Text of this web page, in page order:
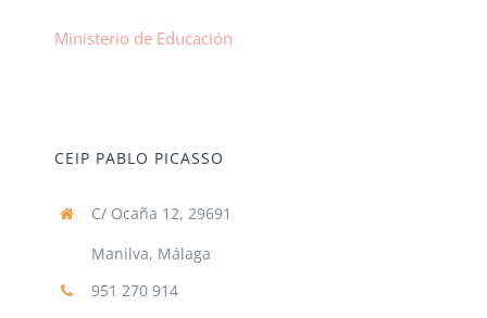
Ministerio de Educación
CEIP PABLO PICASSO
C/ Ocaña 12, 29691
Manilva, Málaga
951 270 914